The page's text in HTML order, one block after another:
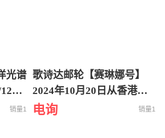
光谱
月
冲销量1
歌诗达邮轮【赛琳娜号】
2024年10月20日从香港出
发到日本八重山诸岛 5天4
电询 销量1